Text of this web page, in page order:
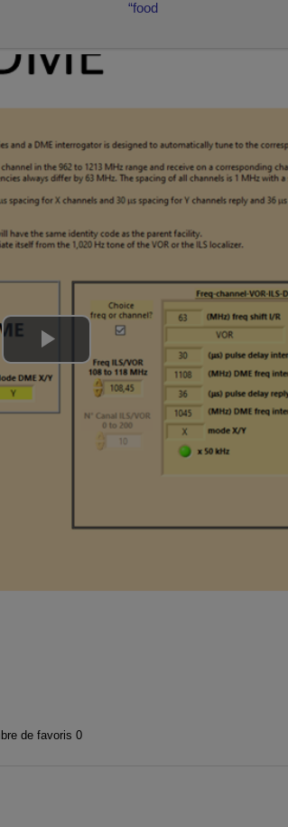
“food
Lire
la
vidéo
de favoris 0